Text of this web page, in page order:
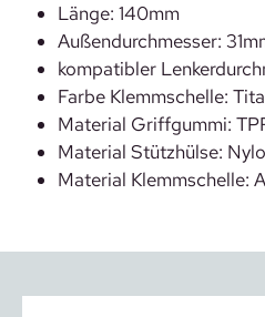
Länge: 140mm
Außendurchmesser:
kompatibler
Farbe Klemmschelle:
Material Griffgummi:
Material Stützhülse:
Material Klemmschelle: